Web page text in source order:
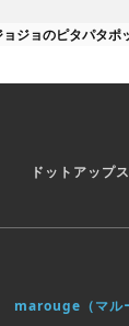
ョジョのピタパタポ
ドットアップ
marouge（マル